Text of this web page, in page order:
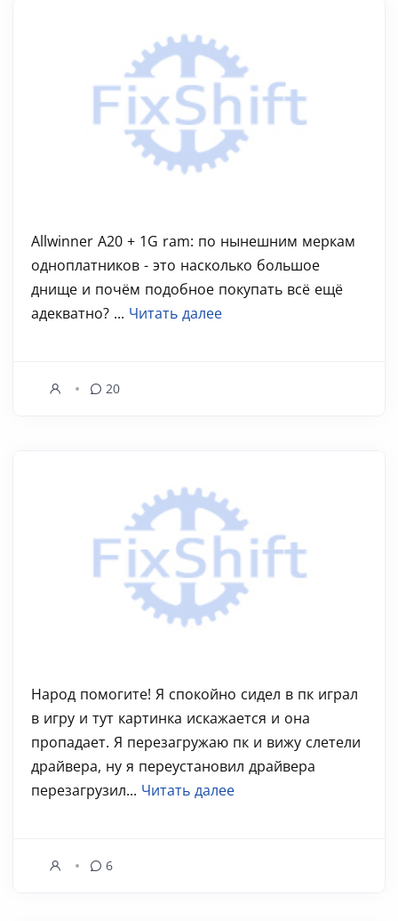
Allwinner A20 + 1G ram: по нынешним меркам
одноплатников - это насколько большое
днище и почём подобное покупать всё ещё
адекватно? ... Читать далее
20
Народ помогите! Я спокойно сидел в пк играл
в игру и тут картинка искажается и она
пропадает. Я перезагружаю пк и вижу слетели
драйвера, ну я переустановил драйвера
перезагрузил... Читать далее
6